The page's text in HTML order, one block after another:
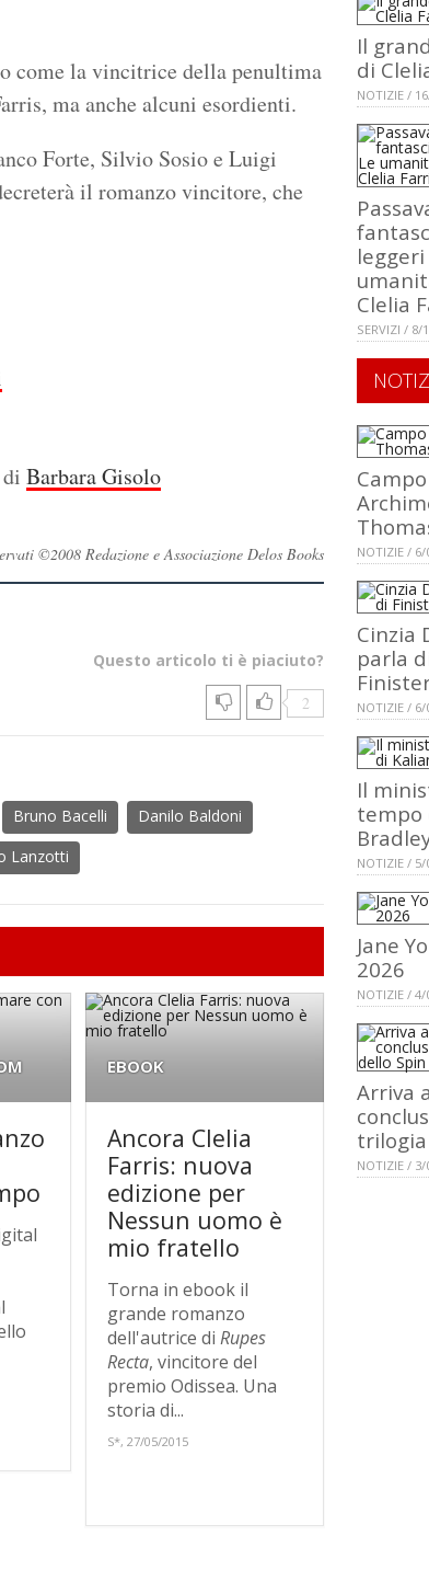
come la vincitrice della penultima
ma anche alcuni esordienti.
Forte, Silvio Sosio e Luigi
il romanzo vincitore, che
di Barbara Gisolo
©2008 Redazione e Associazione Delos Books
Questo articolo ti è piaciuto?
2
Bruno Bacelli
Danilo Baldoni
Lanzotti
EBOOK
Ancora Clelia
Farris: nuova
edizione per
Nessun uomo è
mio fratello
Torna in ebook il
grande romanzo
dell'autrice diRupes
Recta, vincitore del
premio Odissea. Una
storia di...
S*, 27/05/2015
Il
di
NOTIZIE /
leggeri
Clelia
SERVIZI / 8/
Campo
NOTIZIE /
Cinzia
parla
NOTIZIE /
Il
tempo
NOTIZIE /
Jane
2026
NOTIZIE /
Arriva
NOTIZIE /